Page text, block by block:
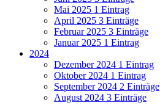
Mai 2025 1 Eintrag
April 2025 3 Einträge
Februar 2025 3 Einträge
Januar 2025 1 Eintrag
2024
Dezember 2024 1 Eintrag
Oktober 2024 1 Eintrag
September 2024 2 Einträge
August 2024 3 Einträge